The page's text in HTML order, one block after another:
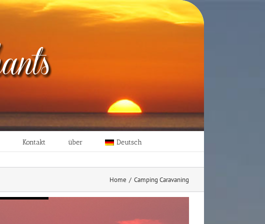
Kontakt über Deutsch
Home / Camping Caravaning